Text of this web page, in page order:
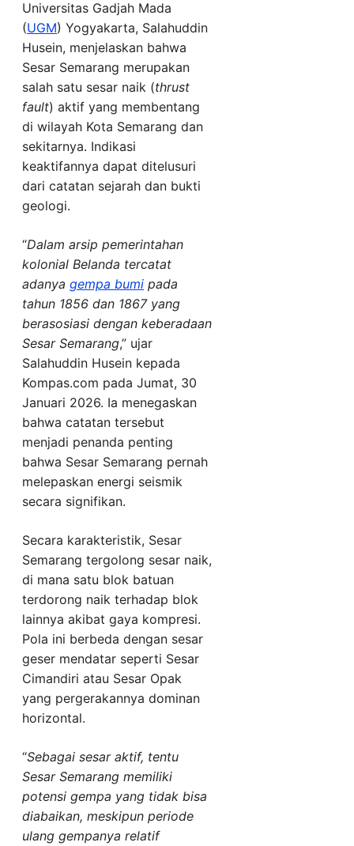
Universitas Gadjah Mada
(UGM) Yogyakarta, Salahuddin
Husein, menjelaskan bahwa
Sesar Semarang merupakan
salah satu sesar naik (thrust
fault) aktif yang membentang
di wilayah Kota Semarang dan
sekitarnya. Indikasi
keaktifannya dapat ditelusuri
dari catatan sejarah dan bukti
geologi.
“Dalam arsip pemerintahan
kolonial Belanda tercatat
adanya gempa bumi pada
tahun 1856 dan 1867 yang
berasosiasi dengan keberadaan
Sesar Semarang,” ujar
Salahuddin Husein kepada
Kompas.com pada Jumat, 30
Januari 2026. Ia menegaskan
bahwa catatan tersebut
menjadi penanda penting
bahwa Sesar Semarang pernah
melepaskan energi seismik
secara signifikan.
Secara karakteristik, Sesar
Semarang tergolong sesar naik,
di mana satu blok batuan
terdorong naik terhadap blok
lainnya akibat gaya kompresi.
Pola ini berbeda dengan sesar
geser mendatar seperti Sesar
Cimandiri atau Sesar Opak
yang pergerakannya dominan
horizontal.
“Sebagai sesar aktif, tentu
Sesar Semarang memiliki
potensi gempa yang tidak bisa
diabaikan, meskipun periode
ulang gempanya relatif